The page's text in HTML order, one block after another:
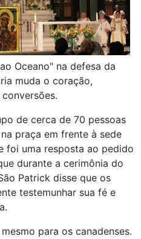
Oceano" na defesa da
muda o coração,
de cerca de 70 pessoas
praça em frente à sede
foi uma resposta ao pedido
durante a cerimônia do
Patrick disse que os
testemunhar sua fé e
para os canadenses.